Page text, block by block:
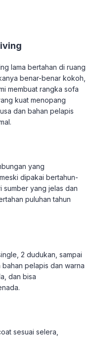
lama bertahan di ruang
benar-benar kokoh,
membuat rangka sofa
kuat menopang
dan bahan pelapis
yang
dipakai bertahun-
sumber yang jelas dan
puluhan tahun
2 dudukan, sampai
pelapis dan warna
dan bisa
sesuai selera,